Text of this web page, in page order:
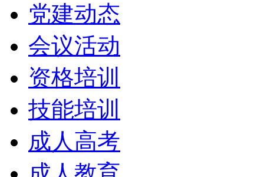
党建动态
会议活动
资格培训
技能培训
成人高考